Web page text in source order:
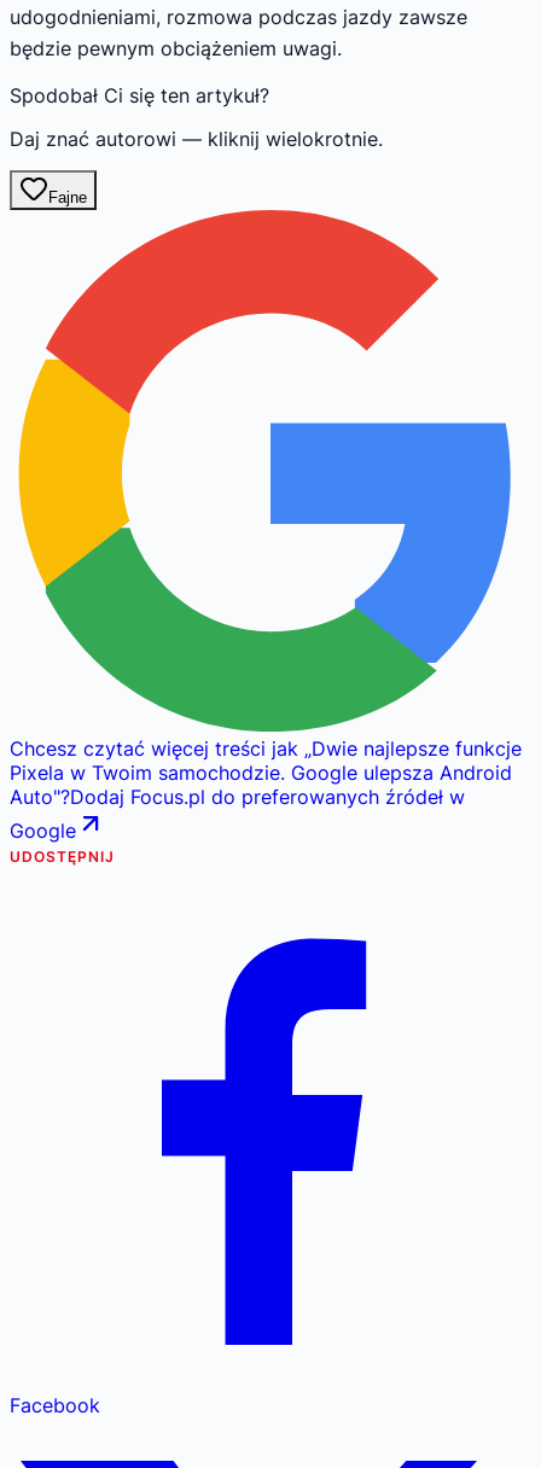
udogodnieniami, rozmowa podczas jazdy zawsze
będzie pewnym obciążeniem uwagi.
Spodobał Ci się ten artykuł?
Daj znać autorowi — kliknij wielokrotnie.
Fajne
Chcesz czytać więcej treści jak „Dwie najlepsze funkcje
Pixela w Twoim samochodzie. Google ulepsza Android
Auto"?Dodaj Focus.pl do preferowanych źródeł w
Google
UDOSTĘPNIJ
Facebook